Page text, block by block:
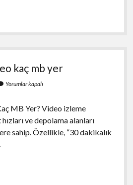
kaç mb yer
Yorumlar kapalı
MB Yer? Video izleme
ve depolama alanları
sahip. Özellikle, “30 dakikalık